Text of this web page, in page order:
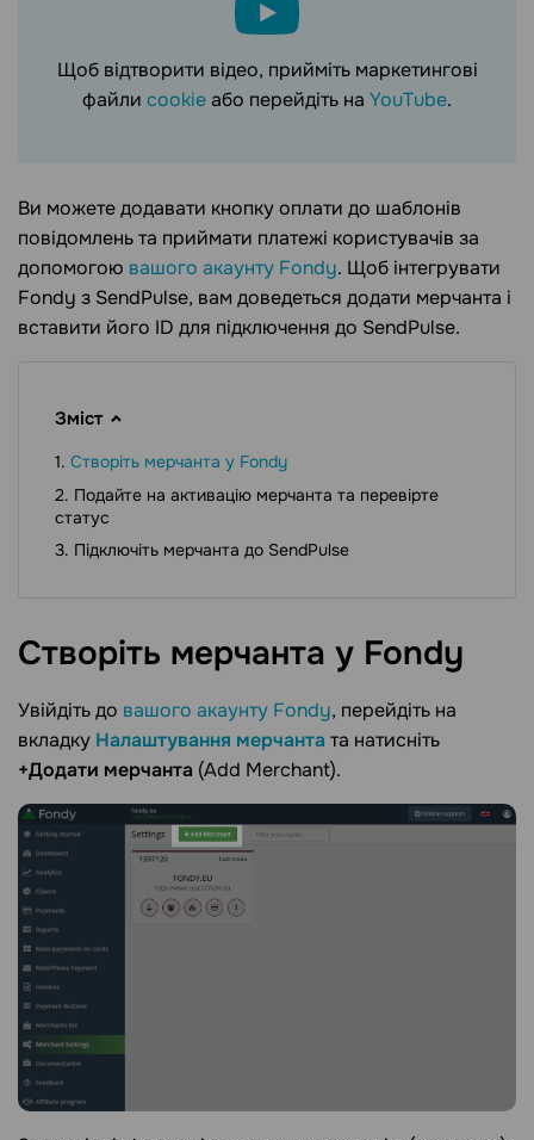
Щоб відтворити відео, прийміть маркетингові
файли cookieабо перейдіть на YouTube.
Ви можете додавати кнопку оплати до шаблонів
повідомлень та приймати платежі користувачів за
допомогою вашого акаунту Fondy. Щоб інтегрувати
Fondy з SendPulse, вам доведеться додати мерчанта і
вставити його ID для підключення до SendPulse.
Зміст
Створіть мерчанта у Fondy
Подайте на активацію мерчанта та перевірте
статус
Підключіть мерчанта до SendPulse
Створіть мерчанта у Fondy
Увійдіть до вашого акаунту Fondy, перейдіть на
вкладку Налаштування мерчанта та натисніть
+Додати мерчанта (Add Merchant).